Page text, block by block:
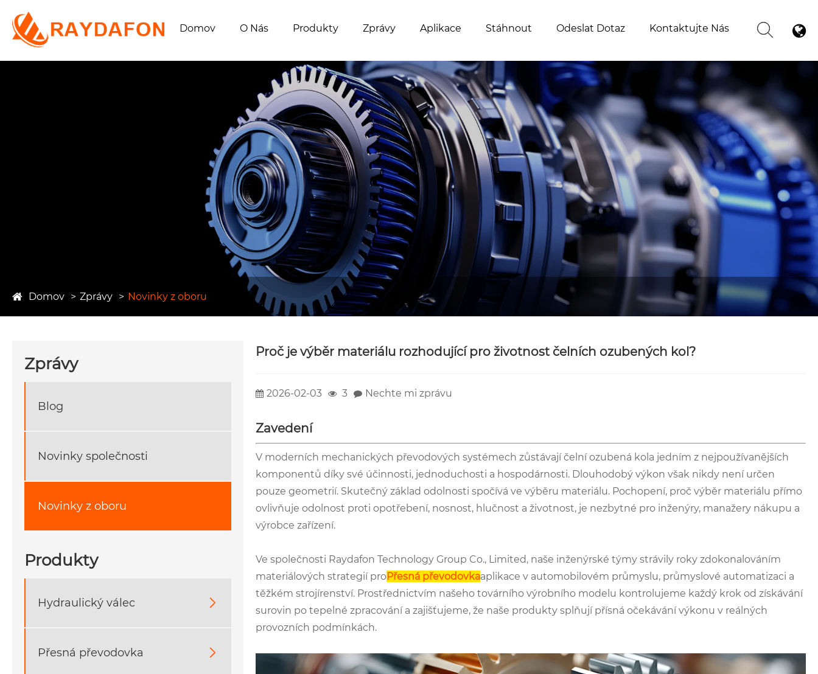
Domov O Nás Produkty Zprávy Aplikace Stáhnout Odeslat Dotaz Kontaktujte Nás
Domov Zprávy Novinky z oboru
Zprávy
Blog
Novinky společnosti
Novinky z oboru
Produkty
Hydraulický válec 
Přesná převodovka 
Proč je výběr materiálu rozhodující pro životnost čelních ozubených kol?
2026-02-03 3 Nechte mi zprávu
Zavedení
V moderních mechanických převodových systémech zůstávají čelní ozubená kola jedním z nejpoužívanějších
komponentů díky své účinnosti, jednoduchosti a hospodárnosti. Dlouhodobý výkon však nikdy není určen
pouze geometrií. Skutečný základ odolnosti spočívá ve výběru materiálu. Pochopení, proč výběr materiálu přímo
ovlivňuje odolnost proti opotřebení, nosnost, hlučnost a životnost, je nezbytné pro inženýry, manažery nákupu a
výrobce zařízení.
Ve společnosti Raydafon Technology Group Co., Limited, naše inženýrské týmy strávily roky zdokonalováním
materiálových strategií proPřesná převodovkaaplikace v automobilovém průmyslu, průmyslové automatizaci a
těžkém strojírenství. Prostřednictvím našeho továrního výrobního modelu kontrolujeme každý krok od získávání
surovin po tepelné zpracování a zajišťujeme, že naše produkty splňují přísná očekávání výkonu v reálných
provozních podmínkách.